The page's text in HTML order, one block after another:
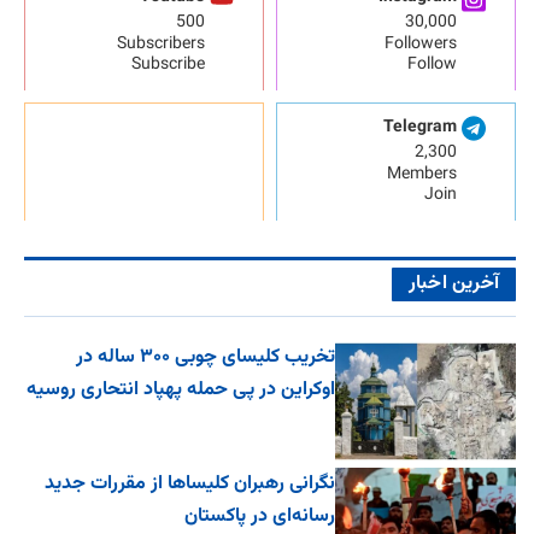
30,000
Followers
Follow
500
Subscribers
Subscribe
Telegram
2,300
Members
Join
آخرین اخبار
تخریب کلیسای چوبی ۳۰۰ ساله در
اوکراین در پی حمله پهپاد انتحاری روسیه
نگرانی رهبران کلیساها از مقررات جدید
رسانه‌ای در پاکستان